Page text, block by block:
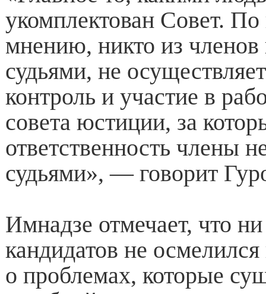
укомплектован Совет.
мнению, никто из
судьями, не
контроль и участие в
совета юстиции, за
ответственность члены
судьями», — говорит
Имнадзе отмечает, что
кандидатов не
о проблемах, которые